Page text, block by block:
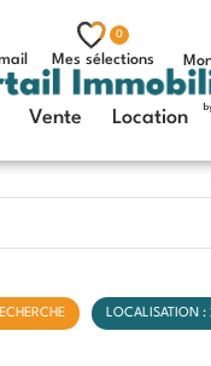
0
Mes sélections
Vente Location
LOCALISATION :